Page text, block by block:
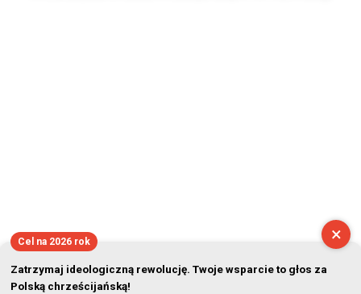
×
Cel na 2026 rok
Zatrzymaj ideologiczną rewolucję. Twoje wsparcie to głos za
Polską chrześcijańską!